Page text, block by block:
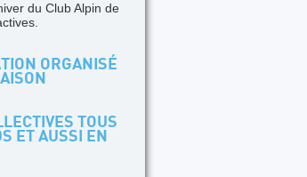
du Club Alpin de
ORGANISÉ
TOUS
ET AUSSI EN